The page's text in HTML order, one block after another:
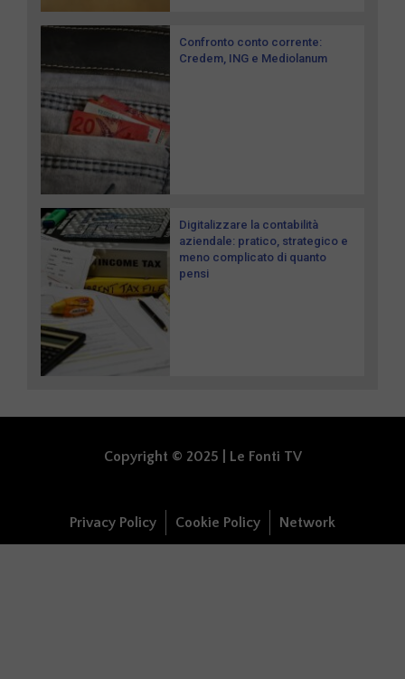
Confronto conto corrente:
Credem, ING e Mediolanum
Digitalizzare la contabilità
aziendale: pratico, strategico e
meno complicato di quanto
pensi
Copyright © 2025 | Le Fonti TV
Privacy Policy Cookie Policy Network